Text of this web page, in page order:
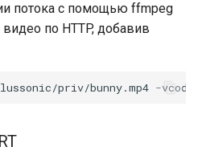
потока с помощью ffmpeg
по HTTP, добавив